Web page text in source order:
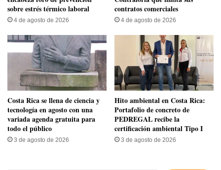
sobre estrés térmico laboral
4 de agosto de 2026
contratos comerciales
4 de agosto de 2026
​Costa Rica se llena de ciencia y
tecnología en agosto con una
variada agenda gratuita para
todo el público
3 de agosto de 2026
Hito ambiental en Costa Rica:
Portafolio de concreto de
PEDREGAL recibe la
certificación ambiental Tipo I
3 de agosto de 2026